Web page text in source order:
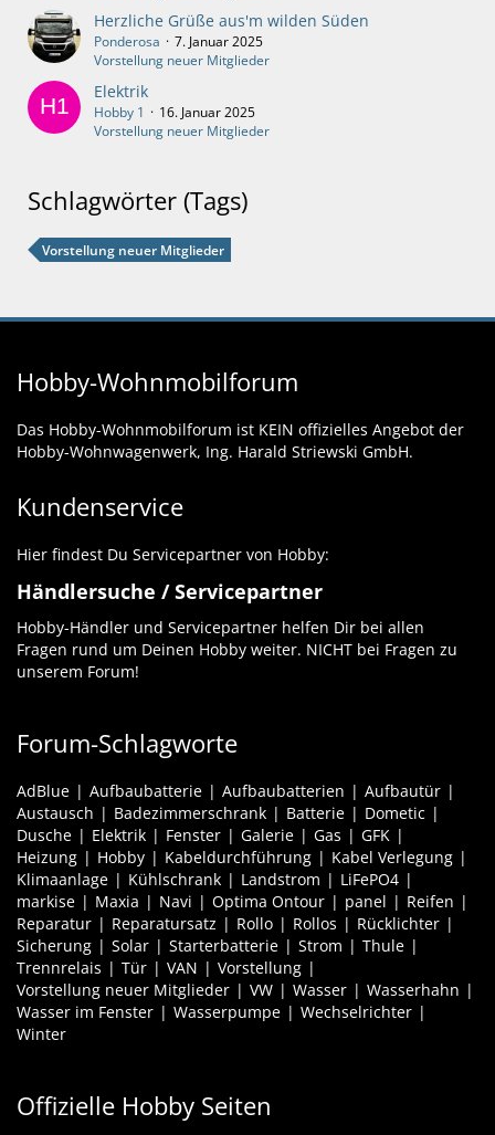
Herzliche Grüße aus'm wilden Süden
Ponderosa
7. Januar 2025
Vorstellung neuer Mitglieder
Elektrik
Hobby 1
16. Januar 2025
Vorstellung neuer Mitglieder
Schlagwörter (Tags)
Vorstellung neuer Mitglieder
Hobby-Wohnmobilforum
Das Hobby-Wohnmobilforum ist KEIN offizielles Angebot der
Hobby-Wohnwagenwerk, Ing. Harald Striewski GmbH.
Kundenservice
Hier findest Du Servicepartner von Hobby:
Händlersuche / Servicepartner
Hobby-Händler und Servicepartner helfen Dir bei allen
Fragen rund um Deinen Hobby weiter. NICHT bei Fragen zu
unserem Forum!
Forum-Schlagworte
AdBlue Aufbaubatterie Aufbaubatterien
Aufbautür
Austausch
Badezimmerschrank Batterie
Dometic
Dusche
Elektrik Fenster Galerie Gas
GFK
Heizung
Hobby Kabeldurchführung
Kabel Verlegung
Klimaanlage
Kühlschrank Landstrom
LiFePO4
markise
Maxia Navi Optima Ontour panel
Reifen
Reparatur
Reparatursatz Rollo Rollos
Rücklichter
Sicherung
Solar Starterbatterie Strom
Thule
Trennrelais
Tür VAN
Vorstellung
Vorstellung neuer Mitglieder
VW Wasser
Wasserhahn
Wasser im Fenster
Wasserpumpe
Wechselrichter
Winter
Offizielle Hobby Seiten